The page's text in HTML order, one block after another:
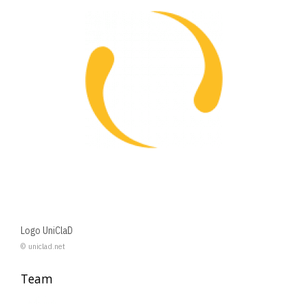
Logo UniClaD
© uniclad.net
Team